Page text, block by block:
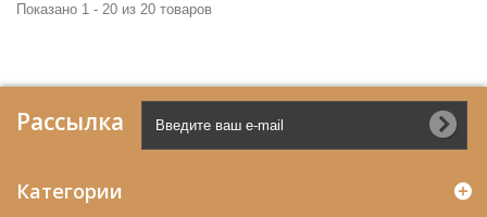
Показано 1 - 20 из 20 товаров
Рассылка
Категории